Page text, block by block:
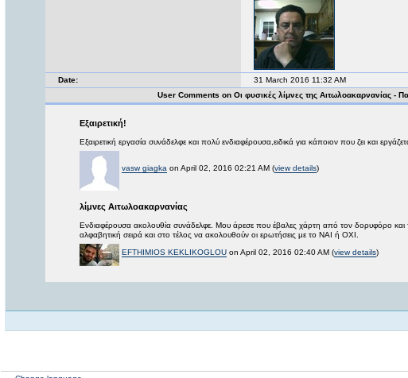
Date:
31 March 2016 11:32 AM
User Comments on Οι φυσικές λίμνες της Αιτωλοακαρνανίας -
Εξαιρετική!
Εξαιρετική εργασία συνάδελφε και πολύ ενδιαφέρουσα,ειδικά για κάποιον που ζει και
vasw giagka on April 02, 2016 02:21 AM (view details)
λίμνες Αιτωλοακαρνανίας
Ενδιαφέρουσα ακολουθία συνάδελφε. Μου άρεσε που έβαλες χάρτη από τον δορυφόρο και
αλφαβητική σειρά και στο τέλος να ακολουθούν οι ερωτήσεις με το ΝΑΙ ή ΟΧΙ.
EFTHIMIOS KEKLIKOGLOU on April 02, 2016 02:40 AM (view details)